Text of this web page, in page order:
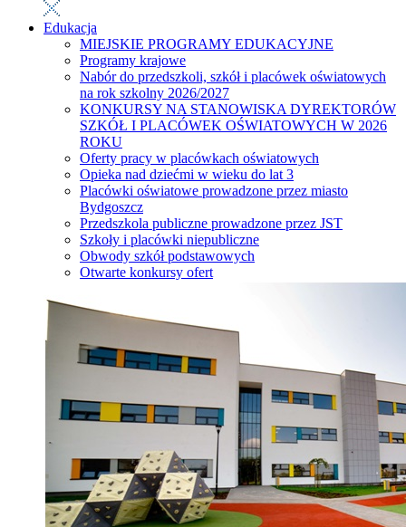
Edukacja
MIEJSKIE PROGRAMY EDUKACYJNE
Programy krajowe
Nabór do przedszkoli, szkół i placówek oświatowych
na rok szkolny 2026/2027
KONKURSY NA STANOWISKA DYREKTORÓW
SZKÓŁ I PLACÓWEK OŚWIATOWYCH W 2026
ROKU
Oferty pracy w placówkach oświatowych
Opieka nad dziećmi w wieku do lat 3
Placówki oświatowe prowadzone przez miasto
Bydgoszcz
Przedszkola publiczne prowadzone przez JST
Szkoły i placówki niepubliczne
Obwody szkół podstawowych
Otwarte konkursy ofert